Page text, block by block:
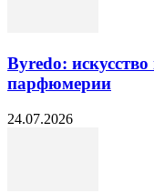
Byredo:
парфюмерии
24.07.2026